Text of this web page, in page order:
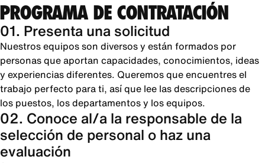
PROGRAMA DE CONTRATACIÓN
01. Presenta una solicitud
Nuestros equipos son diversos y están formados por
personas que aportan capacidades, conocimientos, ideas
y experiencias diferentes. Queremos que encuentres el
trabajo perfecto para ti, así que lee las descripciones de
los puestos, los departamentos y los equipos.
02. Conoce al/a la responsable de la
selección de personal o haz una
evaluación